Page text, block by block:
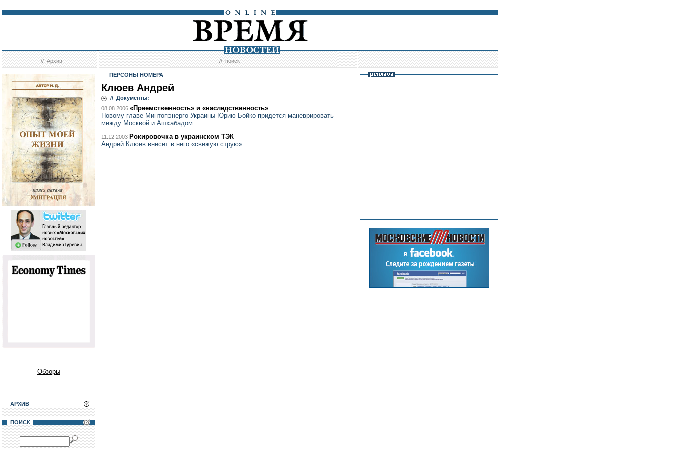
//Архив //поиск
Обзоры
АРХИВ
ПОИСК
ПЕРСОНЫ НОМЕРА
Клюев Андрей
// Документы:
08.08.2006 «Преемственность» и «наследственность»
Новому главе Минтопэнерго Украины Юрию Бойко придется маневрировать
между Москвой и Ашхабадом
11.12.2003 Рокировочка в украинском ТЭК
Андрей Клюев внесет в него «свежую струю»